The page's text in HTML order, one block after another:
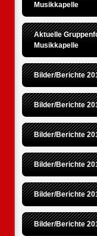
Musikkapelle
Aktuelle
Musikkapelle
Bilder/Berichte
Bilder/Berichte
Bilder/Berichte
Bilder/Berichte
Bilder/Berichte
Bilder/Berichte